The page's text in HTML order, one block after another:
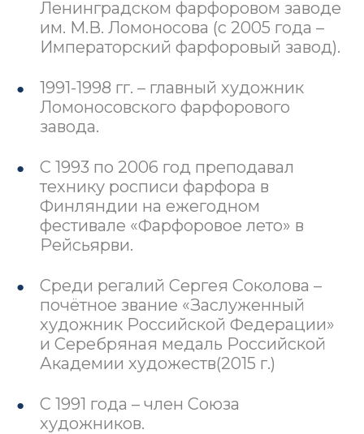
Ленинградском фарфоровом заводе
им. М.В. Ломоносова (с 2005 года –
Императорский фарфоровый завод).
1991-1998 гг. – главный художник
Ломоносовского фарфорового
завода.
С 1993 по 2006 год преподавал
технику росписи фарфора в
Финляндии на ежегодном
фестивале «Фарфоровое лето» в
Рейсьярви.
Среди регалий Сергея Соколова –
почётное звание «Заслуженный
художник Российской Федерации»
и Серебряная медаль Российской
Академии художеств(2015 г.)
С 1991 года – член Союза
художников.